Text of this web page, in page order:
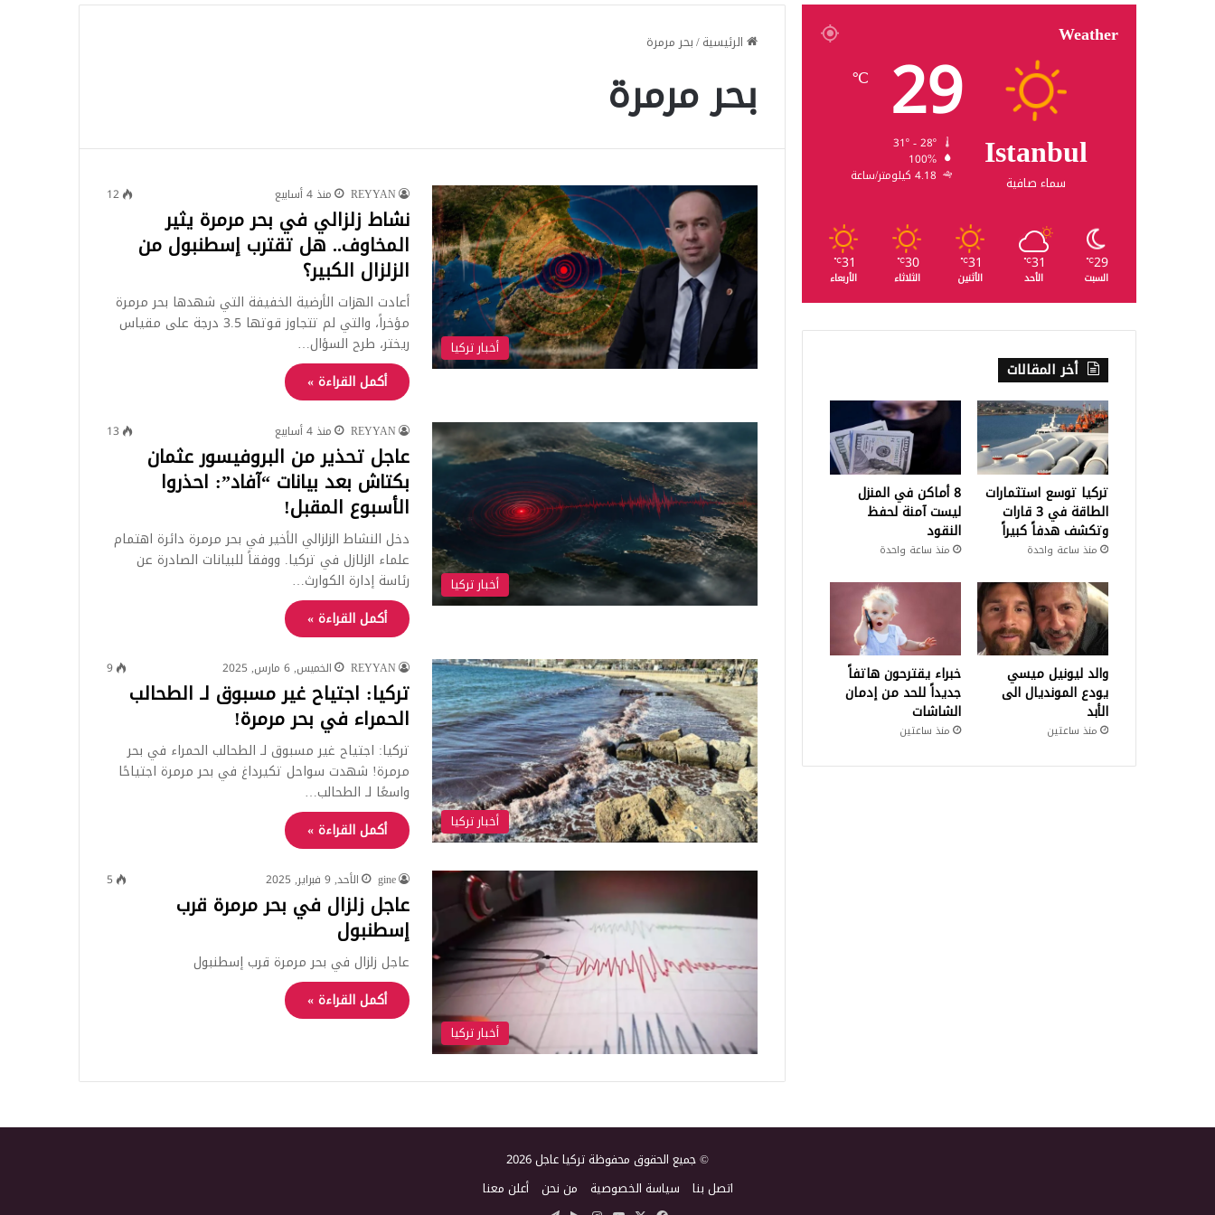
الرئيسية/بحر مرمرة
بحر مرمرة
أخبار تركيا
REYYAN منذ 4 أسابيع 12
نشاط زلزالي في بحر مرمرة يثير
المخاوف.. هل تقترب إسطنبول من
الزلزال الكبير؟
أعادت الهزات الأرضية الخفيفة التي شهدها بحر مرمرة
مؤخراً، والتي لم تتجاوز قوتها 3.5 درجة على مقياس
ريختر، طرح السؤال…
أكمل القراءة »
أخبار تركيا
REYYAN منذ 4 أسابيع 13
عاجل تحذير من البروفيسور عثمان
بكتاش بعد بيانات “آفاد”: احذروا
الأسبوع المقبل!
دخل النشاط الزلزالي الأخير في بحر مرمرة دائرة اهتمام
علماء الزلازل في تركيا. ووفقاً للبيانات الصادرة عن
رئاسة إدارة الكوارث…
أكمل القراءة »
أخبار تركيا
REYYAN الخميس, 6 مارس, 2025 9
تركيا: اجتياح غير مسبوق لـ الطحالب
الحمراء في بحر مرمرة!
تركيا: اجتياح غير مسبوق لـ الطحالب الحمراء في بحر
مرمرة! شهدت سواحل تكيرداغ في بحر مرمرة اجتياحًا
واسعًا لـ الطحالب…
أكمل القراءة »
أخبار تركيا
gine الأحد, 9 فبراير, 2025 5
عاجل زلزال في بحر مرمرة قرب
إسطنبول
عاجل زلزال في بحر مرمرة قرب إسطنبول
أكمل القراءة »
Weather
Istanbul
سماء صافية
29
℃
100%
4.18 كيلومتر/ساعة
29
℃
السبت
31
℃
الأحد
31
℃
الأثنين
30
℃
الثلاثاء
31
℃
الأربعاء
أخر المقالات
تركيا توسع استثمارات
الطاقة في 3 قارات
وتكشف هدفاً كبيراً
منذ ساعة واحدة
8 أماكن في المنزل
ليست آمنة لحفظ
النقود
منذ ساعة واحدة
والد ليونيل ميسي
يودع المونديال الى
الأبد
منذ ساعتين
خبراء يقترحون هاتفاً
جديداً للحد من إدمان
الشاشات
منذ ساعتين
© جميع الحقوق محفوظة تركيا عاجل 2026
اتصل بنا سياسة الخصوصية من نحن أعلن معنا